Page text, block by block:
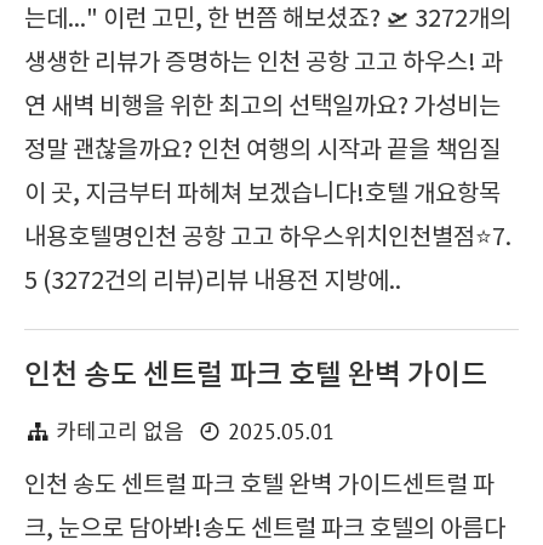
는데..." 이런 고민, 한 번쯤 해보셨죠? 🛫 3272개의
생생한 리뷰가 증명하는 인천 공항 고고 하우스! 과
연 새벽 비행을 위한 최고의 선택일까요? 가성비는
정말 괜찮을까요? 인천 여행의 시작과 끝을 책임질
이 곳, 지금부터 파헤쳐 보겠습니다!호텔 개요항목
내용호텔명인천 공항 고고 하우스위치인천별점⭐7.
5 (3272건의 리뷰)리뷰 내용전 지방에..
인천 송도 센트럴 파크 호텔 완벽 가이드
카테고리 없음
2025.05.01
인천 송도 센트럴 파크 호텔 완벽 가이드센트럴 파
크, 눈으로 담아봐!송도 센트럴 파크 호텔의 아름다